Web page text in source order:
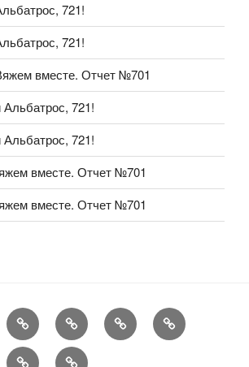
721!
721!
вместе. Отчет №701
Альбатрос, 721!
Альбатрос, 721!
вместе. Отчет №701
вместе. Отчет №701
А
еще
Мы КонкурсыОбменник
Aukara User